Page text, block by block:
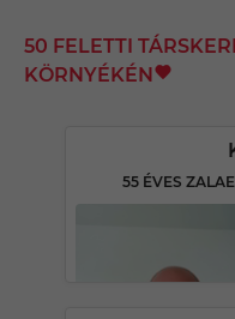
50 FELETTI
KÖRNYÉKÉN
55 ÉVES